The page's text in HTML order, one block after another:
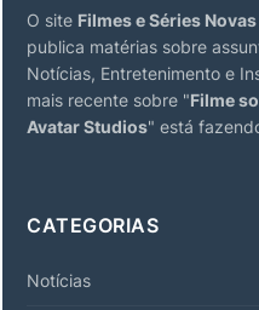
O site Filmes e Séries Novas
publica matérias sobre
Notícias, Entretenimento e
mais recente sobre "Filme
Avatar Studios" está
CATEGORIAS
Notícias